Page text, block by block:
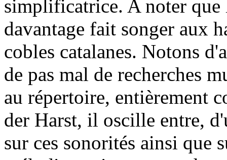
simplificatrice. A noter que
davantage fait songer aux
cobles catalanes. Notons
de pas mal de recherches
au répertoire, entièrement
der Harst, il oscille entre,
sur ces sonorités ainsi que